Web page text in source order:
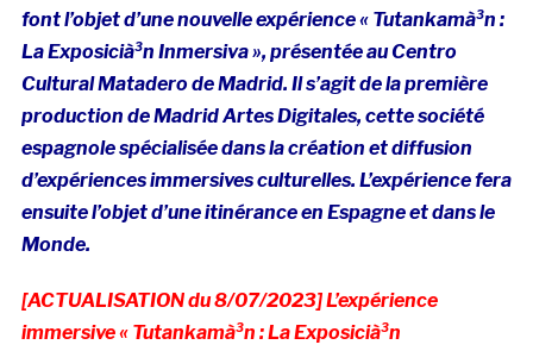
font l’objet d’une nouvelle expérience « Tutankamà³n :
La Exposicià³n Inmersiva », présentée au Centro
Cultural Matadero de Madrid. Il s’agit de la première
production de Madrid Artes Digitales, cette société
espagnole spécialisée dans la création et diffusion
d’expériences immersives culturelles. L’expérience fera
ensuite l’objet d’une itinérance en Espagne et dans le
Monde.
[ACTUALISATION du 8/07/2023] L’expérience
immersive « Tutankamà³n : La Exposicià³n